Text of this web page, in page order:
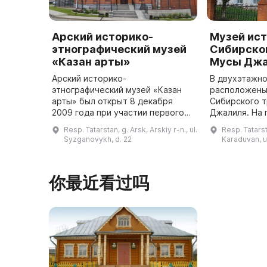
Арский историко-
этнографический музей
«Казан арты»
Арский историко-
этнографический музей «Казан
арты» был открыт 8 декабря
2009 года при участии первого
Татарстан Минтимера
Шариповича Шаймиева. Музей
Resp. Tatarstan, g. Arsk, Arskiy r-n., ul.
Syzganovykh, d. 22
Музей
Мусы
В
Сибирского
Джалиля. На
связанные с
Resp.
Karaduvan,
你最近看过吗